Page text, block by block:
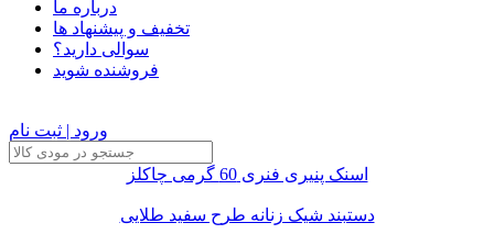
درباره ما
تخفیف و پیشنهاد ها
سوالی دارید؟
فروشنده شوید
ورود | ثبت نام
اسنک پنیری فنری 60 گرمی چاکلز
دستبند شیک زنانه طرح سفید طلایی